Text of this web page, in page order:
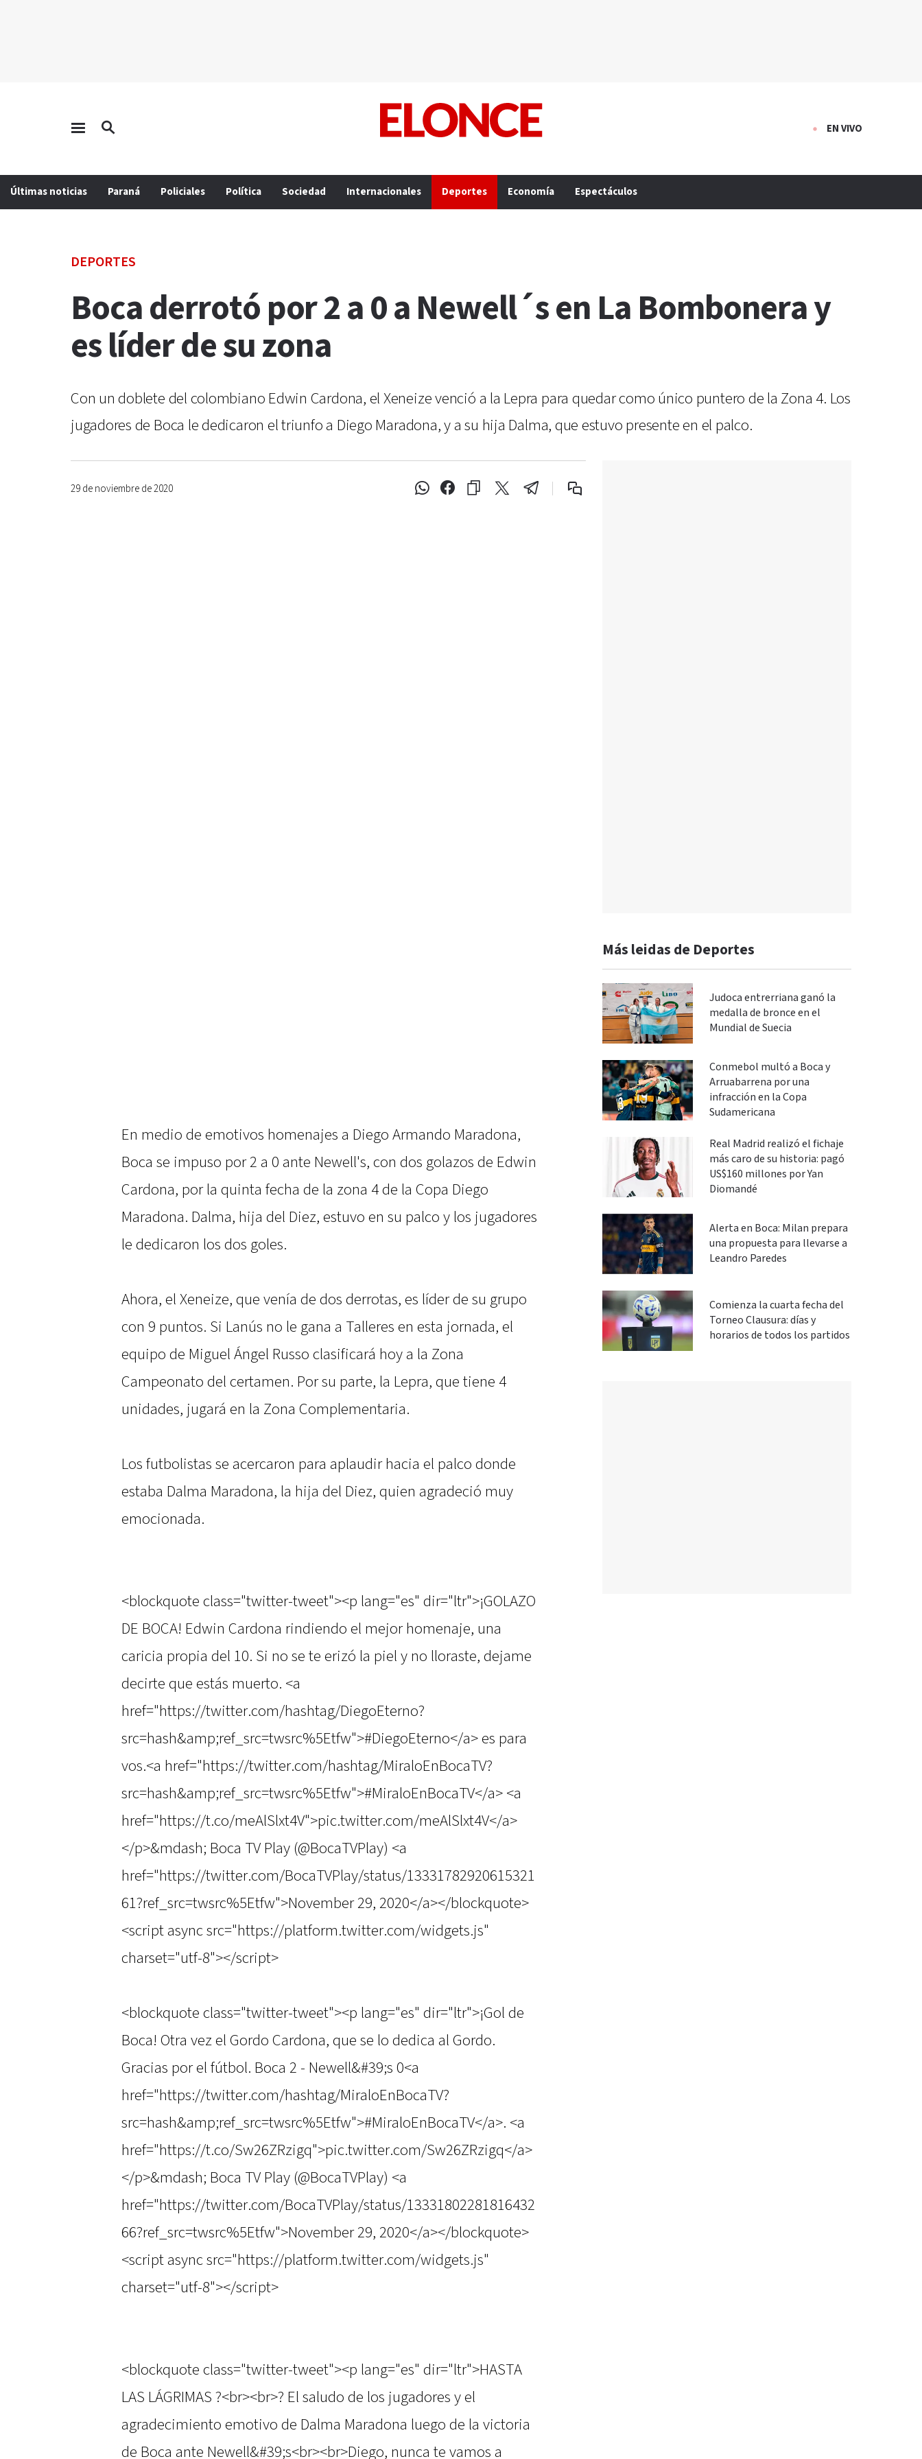
EN VIVO
Últimas noticias Paraná Policiales Política Sociedad Internacionales Deportes Economía Espectáculos
DEPORTES
Boca derrotó por 2 a 0 a Newell´s en La Bombonera y
es líder de su zona
Con un doblete del colombiano Edwin Cardona, el Xeneize venció a la Lepra para quedar como único puntero de la Zona 4. Los
jugadores de Boca le dedicaron el triunfo a Diego Maradona, y a su hija Dalma, que estuvo presente en el palco.
29 de noviembre de 2020
En medio de emotivos homenajes a Diego Armando Maradona,
Boca se impuso por 2 a 0 ante Newell's, con dos golazos de Edwin
Cardona, por la quinta fecha de la zona 4 de la Copa Diego
Maradona. Dalma, hija del Diez, estuvo en su palco y los jugadores
le dedicaron los dos goles.
Ahora, el Xeneize, que venía de dos derrotas, es líder de su grupo
con 9 puntos. Si Lanús no le gana a Talleres en esta jornada, el
equipo de Miguel Ángel Russo clasificará hoy a la Zona
Campeonato del certamen. Por su parte, la Lepra, que tiene 4
unidades, jugará en la Zona Complementaria.
Los futbolistas se acercaron para aplaudir hacia el palco donde
estaba Dalma Maradona, la hija del Diez, quien agradeció muy
emocionada.
<blockquote class="twitter-tweet"><p lang="es" dir="ltr">¡GOLAZO
DE BOCA! Edwin Cardona rindiendo el mejor homenaje, una
caricia propia del 10. Si no se te erizó la piel y no lloraste, dejame
decirte que estás muerto. <a
href="https://twitter.com/hashtag/DiegoEterno?
src=hash&amp;ref_src=twsrc%5Etfw">#DiegoEterno</a> es para
vos.<a href="https://twitter.com/hashtag/MiraloEnBocaTV?
src=hash&amp;ref_src=twsrc%5Etfw">#MiraloEnBocaTV</a> <a
href="https://t.co/meAlSlxt4V">pic.twitter.com/meAlSlxt4V</a>
</p>&mdash; Boca TV Play (@BocaTVPlay) <a
href="https://twitter.com/BocaTVPlay/status/13331782920615321
61?ref_src=twsrc%5Etfw">November 29, 2020</a></blockquote>
<script async src="https://platform.twitter.com/widgets.js"
charset="utf-8"></script>
<blockquote class="twitter-tweet"><p lang="es" dir="ltr">¡Gol de
Boca! Otra vez el Gordo Cardona, que se lo dedica al Gordo.
Gracias por el fútbol. Boca 2 - Newell&#39;s 0<a
href="https://twitter.com/hashtag/MiraloEnBocaTV?
src=hash&amp;ref_src=twsrc%5Etfw">#MiraloEnBocaTV</a>. <a
href="https://t.co/Sw26ZRzigq">pic.twitter.com/Sw26ZRzigq</a>
</p>&mdash; Boca TV Play (@BocaTVPlay) <a
href="https://twitter.com/BocaTVPlay/status/13331802281816432
66?ref_src=twsrc%5Etfw">November 29, 2020</a></blockquote>
<script async src="https://platform.twitter.com/widgets.js"
charset="utf-8"></script>
<blockquote class="twitter-tweet"><p lang="es" dir="ltr">HASTA
LAS LÁGRIMAS ?<br><br>? El saludo de los jugadores y el
agradecimiento emotivo de Dalma Maradona luego de la victoria
de Boca ante Newell&#39;s<br><br>Diego, nunca te vamos a
Más leidas de Deportes
Judoca entrerriana ganó la
medalla de bronce en el
Mundial de Suecia
Conmebol multó a Boca y
Arruabarrena por una
infracción en la Copa
Sudamericana
Real Madrid realizó el fichaje
más caro de su historia: pagó
US$160 millones por Yan
Diomandé
Alerta en Boca: Milan prepara
una propuesta para llevarse a
Leandro Paredes
Comienza la cuarta fecha del
Torneo Clausura: días y
horarios de todos los partidos